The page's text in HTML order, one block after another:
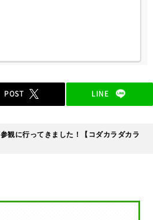
POST LINE
観に行ってきました！【コダカラダカラ